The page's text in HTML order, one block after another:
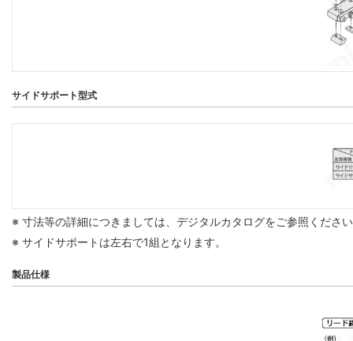
サイドサポート型式
※ 寸法等の詳細につきましては、デジタルカタログをご参照くださ
※ サイドサポートは左右で1組となります。
製品仕様